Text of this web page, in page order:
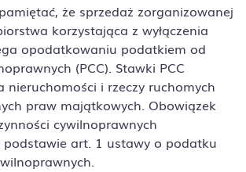
że sprzedaż zorganizowanej
korzystająca z wyłączenia
opodatkowaniu podatkiem od
(PCC). Stawki PCC
nieruchomości i rzeczy ruchomych
praw majątkowych. Obowiązek
cywilnoprawnych
art. 1 ustawy o podatku